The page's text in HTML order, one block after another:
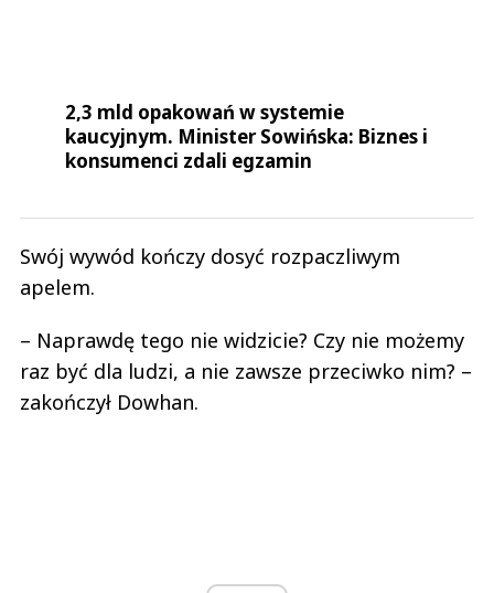
Swój wywód kończy dosyć rozpaczliwym
– Naprawdę tego nie widzicie? Czy nie możemy
raz być dla ludzi, a nie zawsze przeciwko nim? –